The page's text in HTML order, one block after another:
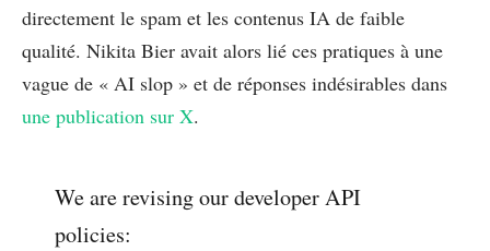
directement le spam et les contenus IA de faible
qualité. Nikita Bier avait alors lié ces pratiques à une
vague de « AI slop » et de réponses indésirables dans
une publication sur X.
We are revising our developer API
policies: